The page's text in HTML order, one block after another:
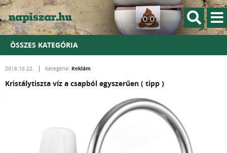
ÖSSZES KATEGÓRIA
2018.10.22. Kategória: Reklám
Kristálytiszta víz a csapból egyszerűen ( tipp )